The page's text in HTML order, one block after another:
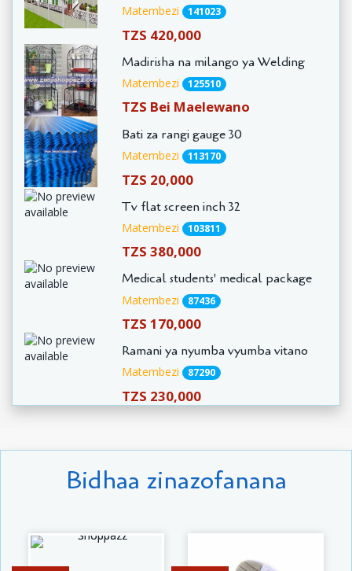
Matembezi 141023
TZS 420,000
Madirisha na milango ya Welding
Matembezi 125510
TZS Bei Maelewano
Bati za rangi gauge 30
Matembezi 113170
TZS 20,000
Tv flat screen inch 32
Matembezi 103811
TZS 380,000
Medical students' medical package
Matembezi 87436
TZS 170,000
Ramani ya nyumba vyumba vitano
Matembezi 87290
TZS 230,000
Bidhaa zinazofanana